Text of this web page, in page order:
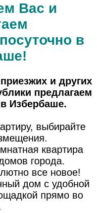
Вас и
в
и других
предлагаем
Избербаше.
выбирайте
квартира
города.
все новое!
дом с удобной
прямо во